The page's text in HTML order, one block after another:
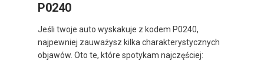
P0240
Jeśli twoje auto wyskakuje z kodem P0240,
najpewniej zauważysz kilka charakterystycznych
objawów. Oto te, które spotykam najczęściej: